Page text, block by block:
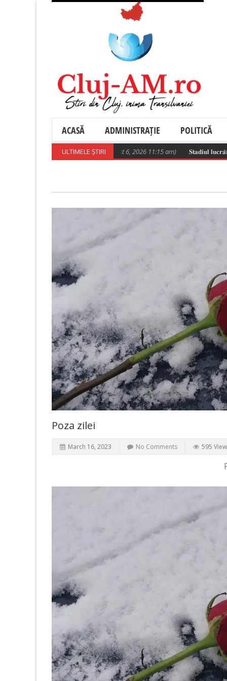
ACASĂ ADMINISTRAȚIE POLITICĂ
ULTIMELE ȘTIRI
Poza zilei (August 6, 2026 11:15 am) 𝐒𝐭𝐚𝐝𝐢𝐮𝐥 𝐥𝐮𝐜𝐫𝐚̆𝐫𝐢𝐥𝐨𝐫 𝐝𝐞
Poza zilei
March 16, 2023 No Comments 595